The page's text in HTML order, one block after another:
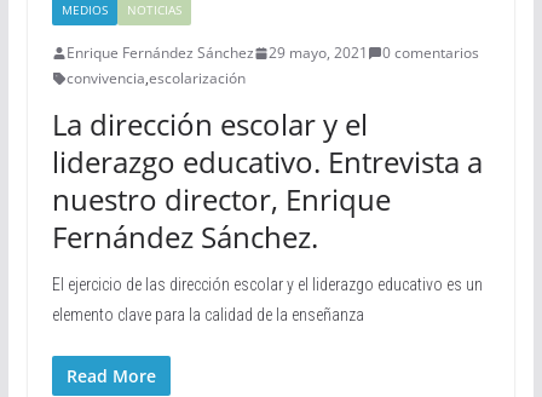
MEDIOS NOTICIAS
Enrique Fernández Sánchez 29 mayo, 2021
0 comentarios
convivencia,escolarización
La dirección escolar y el
liderazgo educativo. Entrevista a
nuestro director, Enrique
Fernández Sánchez.
El ejercicio de las dirección escolar y el liderazgo educativo es un
elemento clave para la calidad de la enseñanza
Read More